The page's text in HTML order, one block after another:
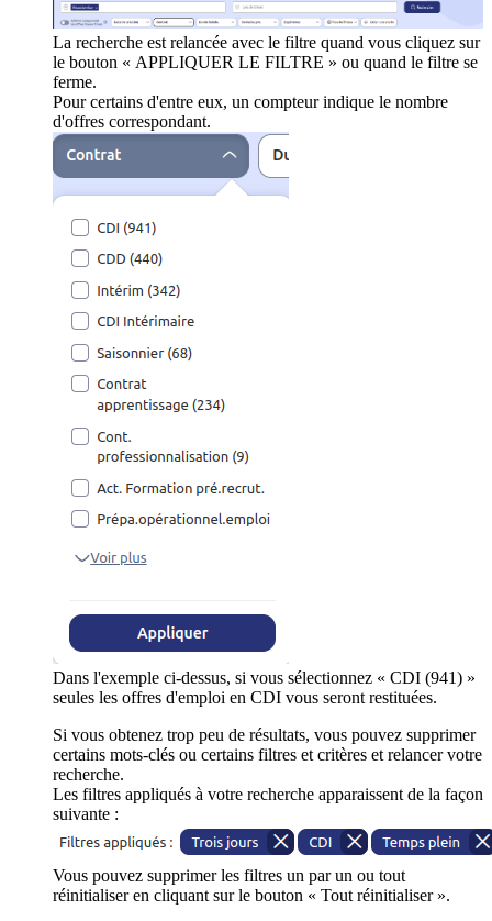
La recherche est relancée avec le filtre quand vous cliquez sur
le bouton « APPLIQUER LE FILTRE » ou quand le filtre se
ferme.
Pour certains d'entre eux, un compteur indique le nombre
d'offres correspondant.
Dans l'exemple ci-dessus, si vous sélectionnez « CDI (941) »
seules les offres d'emploi en CDI vous seront restituées.
Si vous obtenez trop peu de résultats, vous pouvez supprimer
certains mots-clés ou certains filtres et critères et relancer votre
recherche.
Les filtres appliqués à votre recherche apparaissent de la façon
suivante :
Vous pouvez supprimer les filtres un par un ou tout
réinitialiser en cliquant sur le bouton « Tout réinitialiser ».